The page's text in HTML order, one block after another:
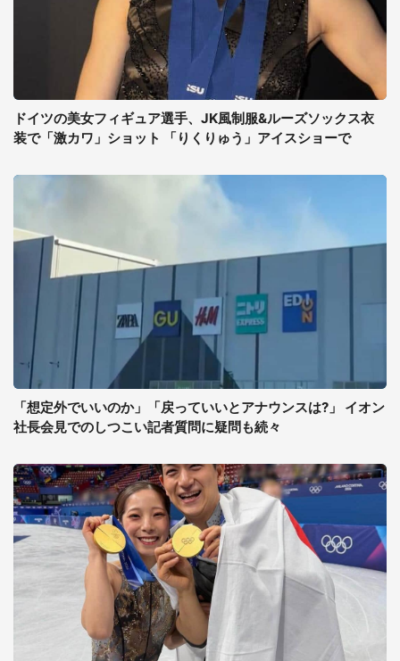
ドイツの美女フィギュア選手、JK風制服&ルーズソックス衣
装で「激カワ」ショット 「りくりゅう」アイスショーで
「想定外でいいのか」「戻っていいとアナウンスは?」 イオン
社長会見でのしつこい記者質問に疑問も続々